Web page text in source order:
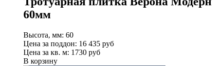
60мм
Высота, мм: 60
Цена за поддон: 16 435 руб
Цена за кв. м: 1730 руб
В корзину